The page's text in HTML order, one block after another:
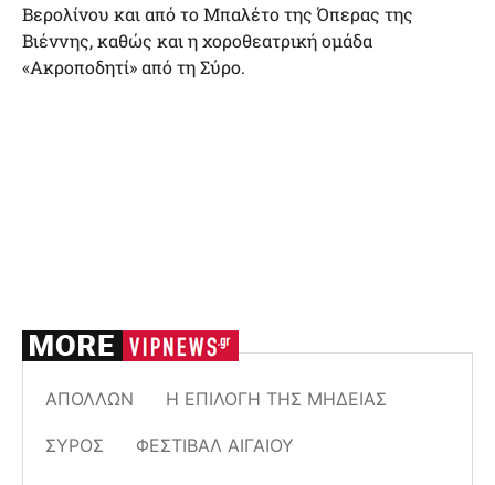
Βερολίνου και από το Μπαλέτο της Όπερας της
Βιέννης, καθώς και η χοροθεατρική ομάδα
«Ακροποδητί» από τη Σύρο.
ΑΠΌΛΛΩΝ Η ΕΠΙΛΟΓΉ ΤΗΣ ΜΉΔΕΙΑΣ
ΣΎΡΟΣ ΦΕΣΤΙΒΆΛ ΑΙΓΑΊΟΥ